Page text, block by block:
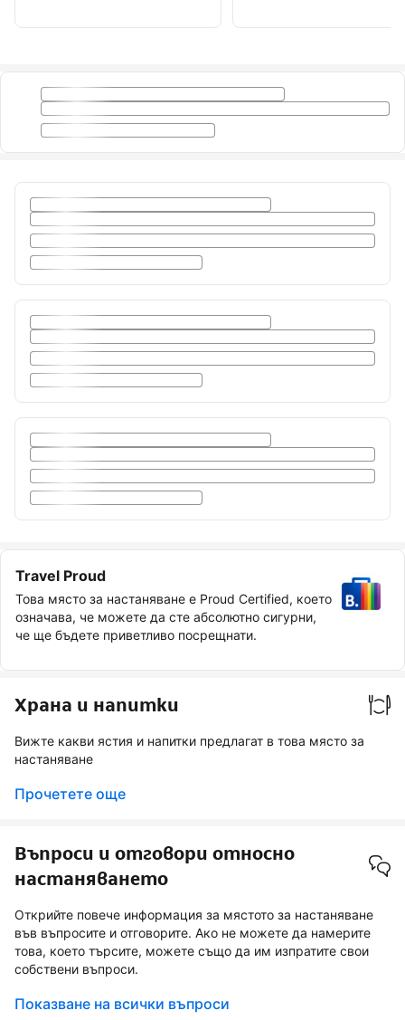
Travel Proud
Това място за настаняване е Proud Certified, което
означава, че можете да сте абсолютно сигурни,
че ще бъдете приветливо посрещнати.
Храна и напитки
Вижте какви ястия и напитки предлагат в това място за
настаняване
Прочетете още
Въпроси и отговори относно
настаняването
Открийте повече информация за мястото за настаняване
във въпросите и отговорите. Ако не можете да намерите
това, което търсите, можете също да им изпратите свои
собствени въпроси.
Показване на всички въпроси